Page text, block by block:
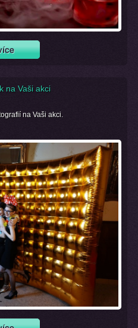
na Vaši akci
na Vaši akci.